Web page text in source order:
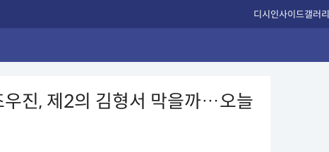
디시인사이드갤러리
우진, 제2의 김형서 막을까…오늘